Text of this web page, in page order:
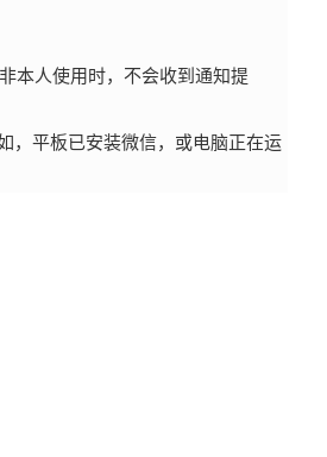
本人使用时，不会收到通知提
，平板已安装微信，或电脑正在运